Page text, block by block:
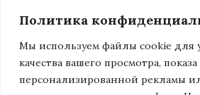
Политика
Мы используем файлы cookie для
качества вашего просмотра, показа
персонализированной рекламы
ДИРЕКТОР.